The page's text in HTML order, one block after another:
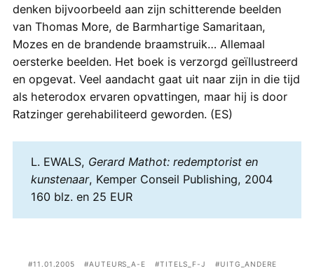
denken bijvoorbeeld aan zijn schitterende beelden
van Thomas More, de Barmhartige Samaritaan,
Mozes en de brandende braamstruik… Allemaal
oersterke beelden. Het boek is verzorgd geïllustreerd
en opgevat. Veel aandacht gaat uit naar zijn in die tijd
als heterodox ervaren opvattingen, maar hij is door
Ratzinger gerehabiliteerd geworden. (ES)
L. EWALS, Gerard Mathot: redemptorist en
kunstenaar, Kemper Conseil Publishing, 2004
160 blz. en 25 EUR
11.01.2005 AUTEURS_A-E TITELS_F-J UITG_ANDERE